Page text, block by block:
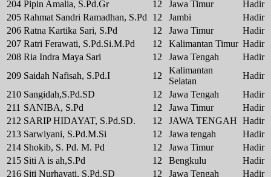
204 Pipin Amalia, S.Pd.Gr 12 Jawa Timur
Hadir
205 Rahmat Sandri Ramadhan, S.Pd 12 Jambi
Hadir
206 Ratna Kartika Sari, S.Pd 12 Jawa Timur
Hadir
207 Ratri Ferawati, S.Pd.Si.M.Pd 12 Kalimantan Timur Hadir
208 Ria Indra Maya Sari 12 Jawa Tengah
Hadir
209 Saidah Nafisah, S.Pd.I 12
Kalimantan
Selatan
Hadir
210 Sangidah,S.Pd.SD 12 Jawa Tengah
Hadir
211 SANIBA, S.Pd 12 Jawa Timur
Hadir
212 SARIP HIDAYAT, S.Pd.SD. 12 JAWA TENGAH Hadir
213 Sarwiyani, S.Pd.M.Si 12 Jawa tengah
Hadir
214 Shokib, S. Pd. M. Pd 12 Jawa Timur
Hadir
215 Siti A is ah,S.Pd 12 Bengkulu
Hadir
216 Siti Nurhayati, S.Pd.SD 12 Jawa Tengah
Hadir